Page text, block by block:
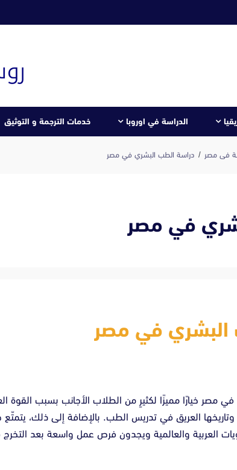
الدراسة في اوروبا خدمات الترجمة و التوثيق
فى مصر دراسة الطب البشري في مصر
في مصر
البشري في مصر
مصر خيارًا مميزًا لكثيرٍ من الطلاب الأجانب بسبب القوة
العريق في تدريس الطب. بالإضافة إلى ذلك،
العربية والعالمية ويجدون فرص عمل واسعة بعد